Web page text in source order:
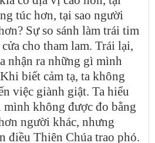
túc hơn, tại sao người
Sự so sánh làm trái tim
cho tham lam. Trái lại,
nhận ra những gì mình
biết cảm tạ, ta không
việc giành giật. Ta hiểu
không được đo bằng
người khác, nhưng
điều Thiên Chúa trao phó.